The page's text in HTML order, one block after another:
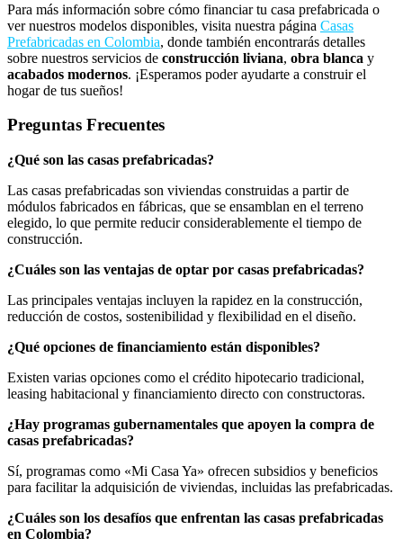
Para más información sobre cómo financiar tu casa prefabricada o
ver nuestros modelos disponibles, visita nuestra página Casas
Prefabricadas en Colombia, donde también encontrarás detalles
sobre nuestros servicios de construcción liviana, obra blanca y
acabados modernos. ¡Esperamos poder ayudarte a construir el
hogar de tus sueños!
Preguntas Frecuentes
¿Qué son las casas prefabricadas?
Las casas prefabricadas son viviendas construidas a partir de
módulos fabricados en fábricas, que se ensamblan en el terreno
elegido, lo que permite reducir considerablemente el tiempo de
construcción.
¿Cuáles son las ventajas de optar por casas prefabricadas?
Las principales ventajas incluyen la rapidez en la construcción,
reducción de costos, sostenibilidad y flexibilidad en el diseño.
¿Qué opciones de financiamiento están disponibles?
Existen varias opciones como el crédito hipotecario tradicional,
leasing habitacional y financiamiento directo con constructoras.
¿Hay programas gubernamentales que apoyen la compra de
casas prefabricadas?
Sí, programas como «Mi Casa Ya» ofrecen subsidios y beneficios
para facilitar la adquisición de viviendas, incluidas las prefabricadas.
¿Cuáles son los desafíos que enfrentan las casas prefabricadas
en Colombia?